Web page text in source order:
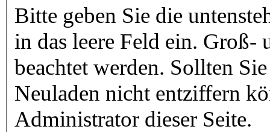
Bitte geben Sie die
in das leere Feld ein. Groß-
beachtet werden. Sollten
Neuladen nicht entziffern
Administrator dieser Seite.